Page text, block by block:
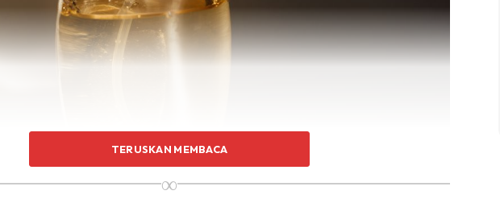
TERUSKAN MEMBACA
∞